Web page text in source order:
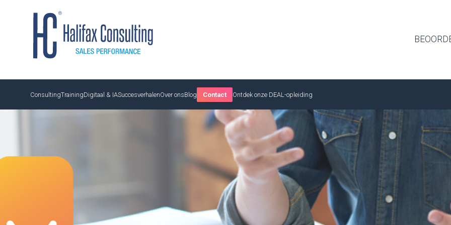
ConsultingTrainingDigitaal & IASuccesverhalenOver onsBlog Contact Ontdek onze DEAL-opleiding